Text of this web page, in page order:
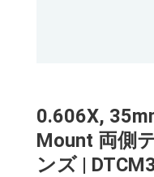
0.606X,
Mount 両側
ンズ |